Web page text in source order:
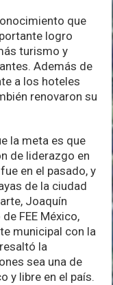
que
logro
turismo y
Además de
a los hoteles
renovaron su
la meta es que
de liderazgo en
en el pasado, y
de la ciudad
Joaquín
FEE México,
municipal con la
la
sea una de
y libre en el país.